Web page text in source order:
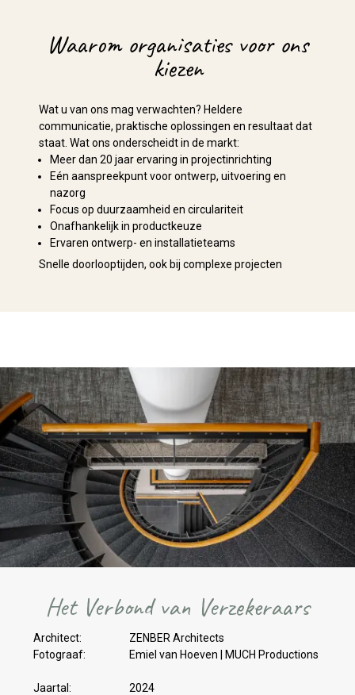
Waarom organisaties voor ons
kiezen
Wat u van ons mag verwachten? Heldere
communicatie, praktische oplossingen en resultaat dat
staat. Wat ons onderscheidt in de markt:
Meer dan 20 jaar ervaring in projectinrichting
Eén aanspreekpunt voor ontwerp, uitvoering en
nazorg
Focus op duurzaamheid en circulariteit
Onafhankelijk in productkeuze
Ervaren ontwerp- en installatieteams
Snelle doorlooptijden, ook bij complexe projecten
Het Verbond van Verzekeraars
Architect:
ZENBER Architects
Fotograaf:
Emiel van Hoeven | MUCH Productions
Jaartal:
2024